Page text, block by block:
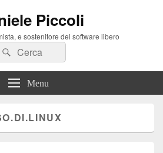
Piccoli
e sostenitore del software libero
Cerca:Cerca
Menu